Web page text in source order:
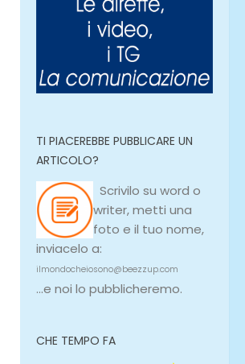
TI PIACEREBBE PUBBLICARE UN
ARTICOLO?
Scrivilo su word o
writer, metti una
foto e il tuo nome,
inviacelo a:
ilmondocheiosono@beezzup.com
...e noi lo pubblicheremo.
CHE TEMPO FA